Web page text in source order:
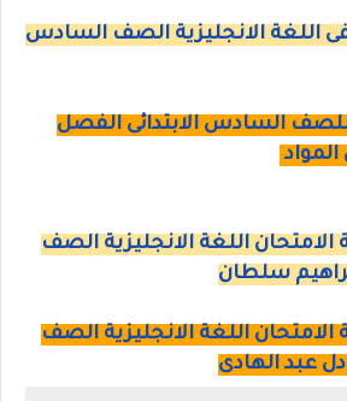
فى اللغة الانجليزية الصف السادس
للصف السادس الابتدائى الفصل
اللغة الانجليزية الصف
سلطان
اللغة الانجليزية الصف
عبد الهادى